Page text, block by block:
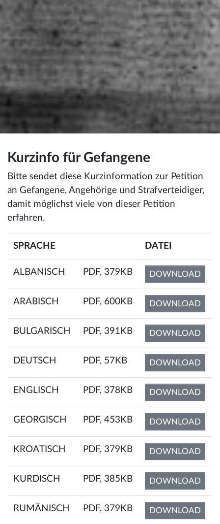
Kurzinfo für Gefangene
Bitte sendet diese Kurzinformation zur Petition
an Gefangene, Angehörige und Strafverteidiger,
damit möglichst viele von dieser Petition
erfahren.
SPRACHE DATEI
ALBANISCH PDF, 379KB DOWNLOAD
ARABISCH PDF, 600KB DOWNLOAD
BULGARISCH PDF, 391KB DOWNLOAD
DEUTSCH PDF, 57KB DOWNLOAD
ENGLISCH PDF, 378KB DOWNLOAD
GEORGISCH PDF, 453KB DOWNLOAD
KROATISCH PDF, 379KB DOWNLOAD
KURDISCH PDF, 385KB DOWNLOAD
RUMÄNISCH PDF, 379KB DOWNLOAD